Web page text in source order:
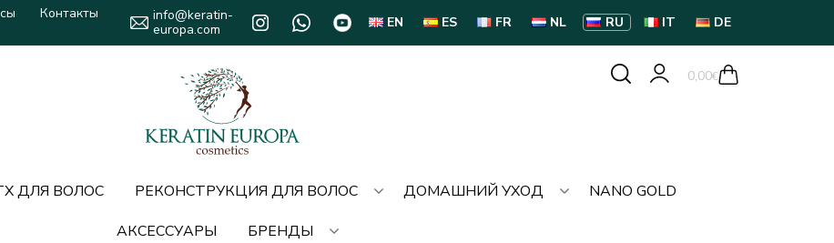
Контакты
info@keratin-
europa.com
EN ES FR NL RU IT DE
0,00€
ДЛЯ ВОЛОС РЕКОНСТРУКЦИЯ ДЛЯ ВОЛОС ДОМАШНИЙ УХОД
NANO GOLD
АКСЕССУАРЫ
БРЕНДЫ